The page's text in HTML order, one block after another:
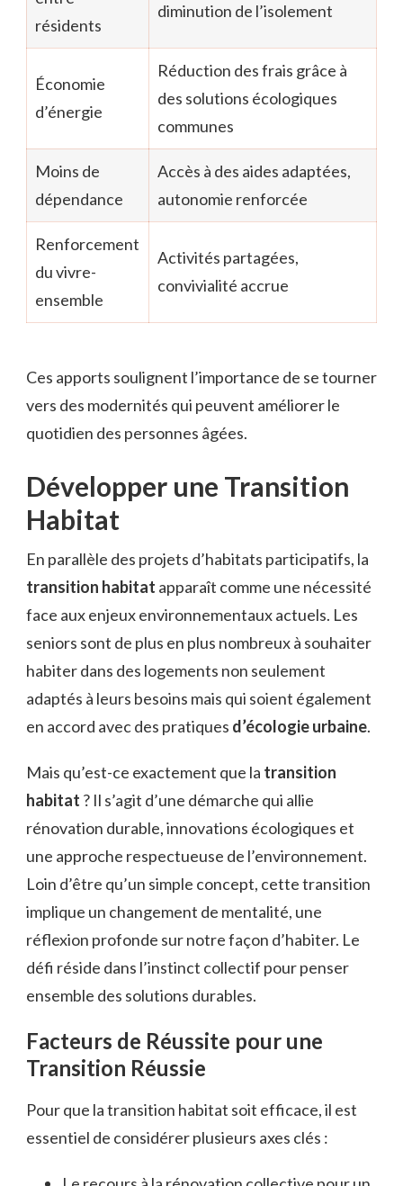
résidents
diminution de l’isolement
Économie
d’énergie
Réduction des frais grâce à
des solutions écologiques
communes
Moins de
dépendance
Accès à des aides adaptées,
autonomie renforcée
Renforcement
du vivre-
ensemble
Activités partagées,
convivialité accrue
Ces apports soulignent l’importance de se tourner
vers des modernités qui peuvent améliorer le
quotidien des personnes âgées.
Développer une Transition
Habitat
En parallèle des projets d’habitats participatifs, la
transition habitat apparaît comme une nécessité
face aux enjeux environnementaux actuels. Les
seniors sont de plus en plus nombreux à souhaiter
habiter dans des logements non seulement
adaptés à leurs besoins mais qui soient également
en accord avec des pratiques d’écologie urbaine.
Mais qu’est-ce exactement que la transition
habitat ? Il s’agit d’une démarche qui allie
rénovation durable, innovations écologiques et
une approche respectueuse de l’environnement.
Loin d’être qu’un simple concept, cette transition
implique un changement de mentalité, une
réflexion profonde sur notre façon d’habiter. Le
défi réside dans l’instinct collectif pour penser
ensemble des solutions durables.
Facteurs de Réussite pour une
Transition Réussie
Pour que la transition habitat soit efficace, il est
essentiel de considérer plusieurs axes clés :